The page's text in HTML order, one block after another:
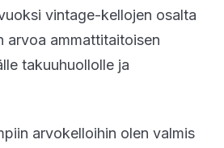
vintage-kellojen osalta
arvoa ammattitaitoisen
takuuhuollolle ja
arvokelloihin olen valmis